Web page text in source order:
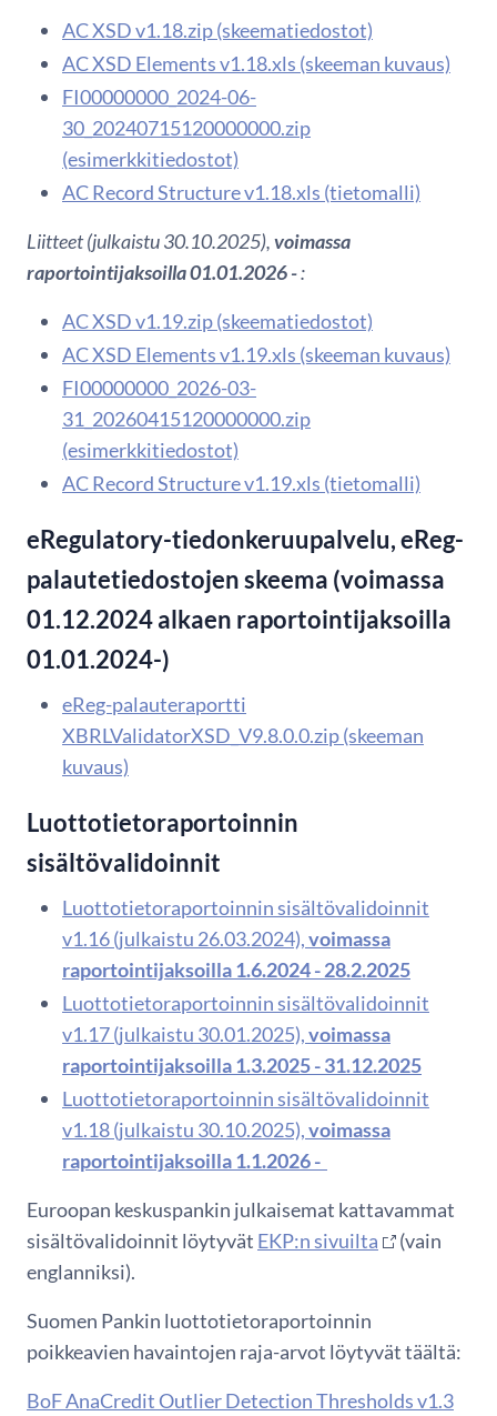
AC XSD v1.18.zip (skeematiedostot)
AC XSD Elements v1.18.xls (skeeman kuvaus)
FI00000000_2024-06-
30_20240715120000000.zip
(esimerkkitiedostot)
AC Record Structure v1.18.xls (tietomalli)
Liitteet (julkaistu 30.10.2025),voimassa
raportointijaksoilla 01.01.2026 -:
AC XSD v1.19.zip (skeematiedostot)
AC XSD Elements v1.19.xls (skeeman kuvaus)
FI00000000_2026-03-
31_20260415120000000.zip
(esimerkkitiedostot)
AC Record Structure v1.19.xls (tietomalli)
eRegulatory-tiedonkeruupalvelu, eReg-
palautetiedostojen skeema (voimassa
01.12.2024 alkaen raportointijaksoilla
01.01.2024-)
eReg-palauteraportti
XBRLValidatorXSD_V9.8.0.0.zip (skeeman
kuvaus)
​Luottotietoraportoinnin
sisältövalidoinnit
Luottotietoraportoinnin sisältövalidoinnit
v1.16 (julkaistu 26.03.2024),voimassa
raportointijaksoilla 1.6.2024 - 28.2.2025
Luottotietoraportoinnin sisältövalidoinnit
v1.17 (julkaistu 30.01.2025),voimassa
raportointijaksoilla 1.3.2025 - 31.12.2025
Luottotietoraportoinnin sisältövalidoinnit
v1.18 (julkaistu 30.10.2025),voimassa
raportointijaksoilla 1.1.2026 -
Euroopan keskuspankin julkaisemat kattavammat
sisältövalidoinnit löytyvät EKP:n sivuilta
(vain
englanniksi).
Suomen Pankin luottotietoraportoinnin
poikkeavien havaintojen raja-arvot löytyvät täältä:
BoF AnaCredit Outlier Detection Thresholds v1.3